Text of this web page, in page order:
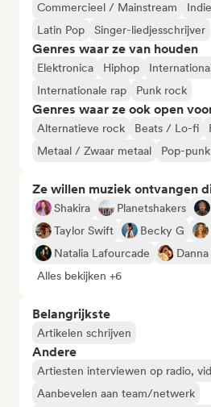
Commercieel / Mainstream
Latin Pop
Singer-liedjesschrijver
Genres waar ze van houden
Elektronica Hiphop
Internationale rap
Punk rock
Genres waar ze ook open
Alternatieve rock Beats / Lo-fi
Metaal / Zwaar metaal
Pop-punk
Ze willen muziek ontvangen
Shakira Planetshakers
Taylor Swift
Becky G
Natalia Lafourcade
Danna
Alles bekijken +6
Belangrijkste
Artikelen schrijven
Andere
Artiesten interviewen op radio,
Aanbevelen aan team/netwerk